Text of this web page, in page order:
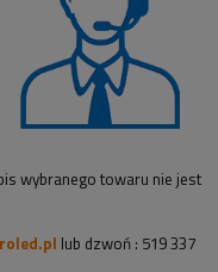
wybranego towaru nie jest
lub dzwoń : 519 337